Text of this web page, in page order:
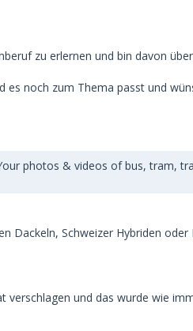
zu erlernen und bin davon
noch zum Thema passt und
photos & videos of bus, tram,
Dackeln, Schweizer Hybriden
verschlagen und das wurde wie